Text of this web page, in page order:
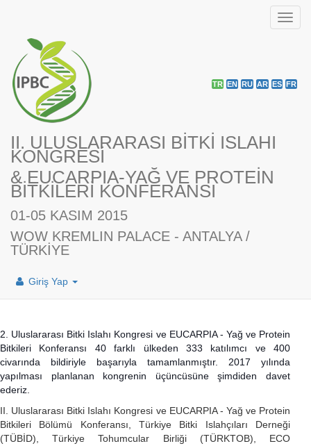
II. ULUSLARARASI BİTKİ ISLAHI
KONGRESİ
& EUCARPIA-YAĞ VE PROTEİN
BİTKİLERİ KONFERANSI
01-05 KASIM 2015
WOW KREMLIN PALACE - ANTALYA /
TÜRKİYE
TR EN RU AR ES FR
Giriş Yap
2. Uluslararası Bitki Islahı Kongresi ve EUCARPIA - Yağ ve Protein
Bitkileri Konferansı 40 farklı ülkeden 333 katılımcı ve 400
civarında bildiriyle başarıyla tamamlanmıştır. 2017 yılında
yapılması planlanan kongrenin üçüncüsüne şimdiden davet
ederiz.
II. Uluslararası Bitki Islahı Kongresi ve EUCARPIA - Yağ ve Protein
Bitkileri Bölümü Konferansı, Türkiye Bitki Islahçıları Derneği
(TÜBİD), Türkiye Tohumcular Birliği (TÜRKTOB), ECO